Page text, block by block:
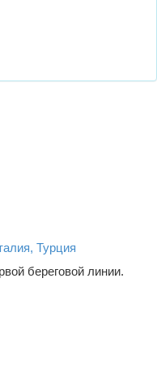
Турция
береговой линии.